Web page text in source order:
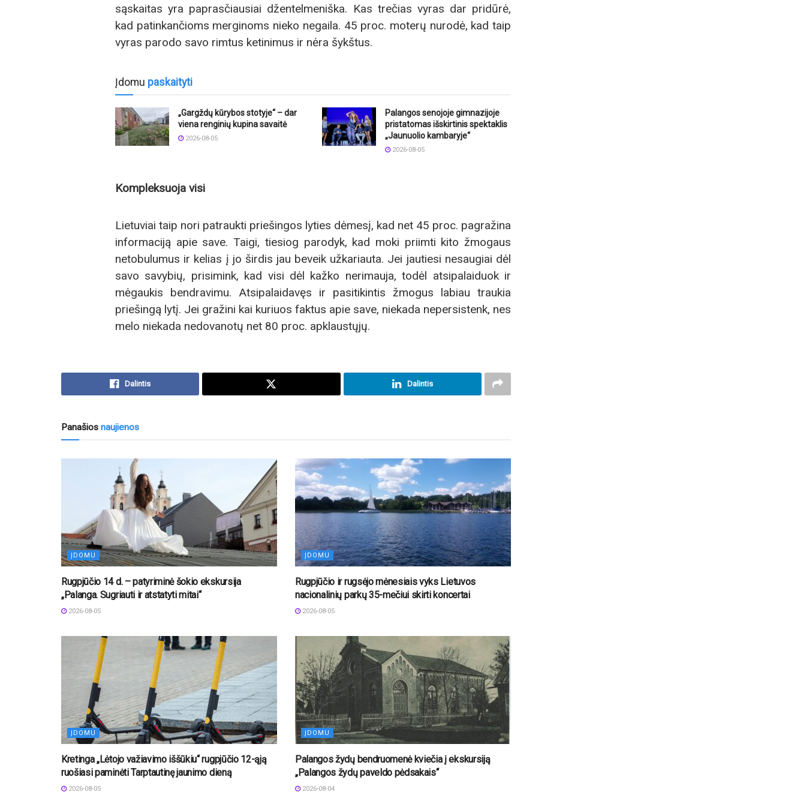
sąskaitas yra paprasčiausiai džentelmeniška. Kas trečias vyras dar pridūrė,
kad patinkančioms merginoms nieko negaila. 45 proc. moterų nurodė, kad taip
vyras parodo savo rimtus ketinimus ir nėra šykštus.
Įdomu paskaityti
„Gargždų kūrybos stotyje“ – dar
viena renginių kupina savaitė
2026-08-05
Palangos senojoje gimnazijoje
pristatomas išskirtinis spektaklis
„Jaunuolio kambaryje“
2026-08-05
Kompleksuoja visi
Lietuviai taip nori patraukti priešingos lyties dėmesį, kad net 45 proc. pagražina
informaciją apie save. Taigi, tiesiog parodyk, kad moki priimti kito žmogaus
netobulumus ir kelias į jo širdis jau beveik užkariauta. Jei jautiesi nesaugiai dėl
savo savybių, prisimink, kad visi dėl kažko nerimauja, todėl atsipalaiduok ir
mėgaukis bendravimu. Atsipalaidavęs ir pasitikintis žmogus labiau traukia
priešingą lytį. Jei gražini kai kuriuos faktus apie save, niekada nepersistenk, nes
melo niekada nedovanotų net 80 proc. apklaustųjų.
Dalintis Dalintis
Panašios naujienos
ĮDOMU
Rugpjūčio 14 d. – patyriminė šokio ekskursija
„Palanga. Sugriauti ir atstatyti mitai“
2026-08-05
ĮDOMU
Rugpjūčio ir rugsėjo mėnesiais vyks Lietuvos
nacionalinių parkų 35-mečiui skirti koncertai
2026-08-05
ĮDOMU
Kretinga „Lėtojo važiavimo iššūkiu“ rugpjūčio 12-ąją
ruošiasi paminėti Tarptautinę jaunimo dieną
2026-08-05
ĮDOMU
Palangos žydų bendruomenė kviečia į ekskursiją
„Palangos žydų paveldo pėdsakais“
2026-08-04